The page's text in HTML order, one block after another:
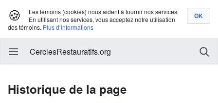
🍪
Les témoins (cookies) nous aident à fournir nos services.
En utilisant nos services, vous acceptez notre utilisation
des témoins. Plus d’informations
CerclesRestauratifs.org
Historique de la page